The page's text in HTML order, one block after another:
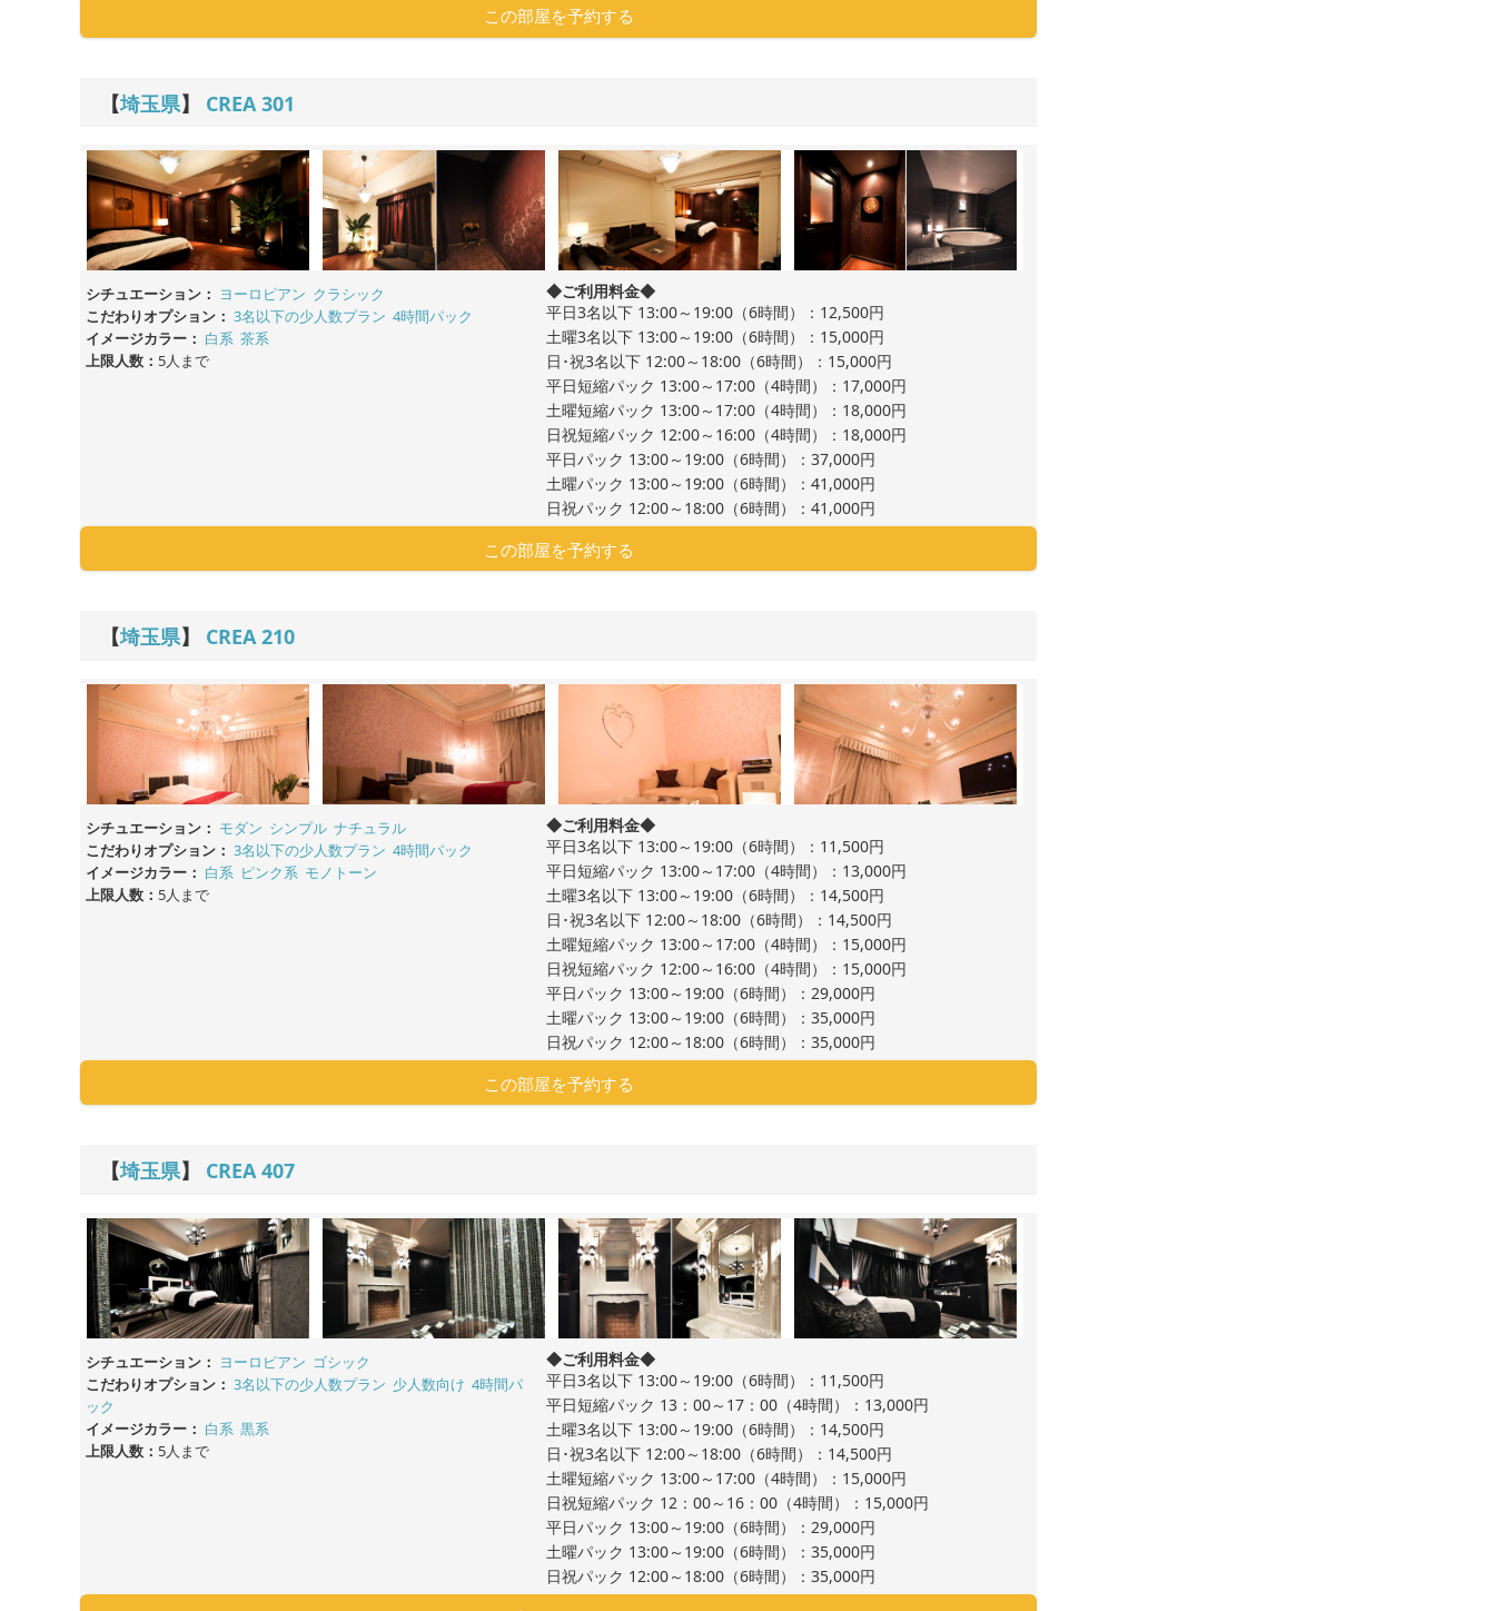
この部屋を予約する
【埼玉県】 CREA 301
シチュエーション： ヨーロピアン クラシック
こだわりオプション： 3名以下の少人数プラン 4時間パック
イメージカラー： 白系 茶系
上限人数： 5人まで
◆ご利用料金◆
平日3名以下 13:00～19:00（6時間）：12,500円
土曜3名以下 13:00～19:00（6時間）：15,000円
日･祝3名以下 12:00～18:00（6時間）：15,000円
平日短縮パック 13:00～17:00（4時間）：17,000円
土曜短縮パック 13:00～17:00（4時間）：18,000円
日祝短縮パック 12:00～16:00（4時間）：18,000円
平日パック 13:00～19:00（6時間）：37,000円
土曜パック 13:00～19:00（6時間）：41,000円
日祝パック 12:00～18:00（6時間）：41,000円
この部屋を予約する
【埼玉県】 CREA 210
シチュエーション： モダン シンプル ナチュラル
こだわりオプション： 3名以下の少人数プラン 4時間パック
イメージカラー： 白系 ピンク系 モノトーン
上限人数： 5人まで
◆ご利用料金◆
平日3名以下 13:00～19:00（6時間）：11,500円
平日短縮パック 13:00～17:00（4時間）：13,000円
土曜3名以下 13:00～19:00（6時間）：14,500円
日･祝3名以下 12:00～18:00（6時間）：14,500円
土曜短縮パック 13:00～17:00（4時間）：15,000円
日祝短縮パック 12:00～16:00（4時間）：15,000円
平日パック 13:00～19:00（6時間）：29,000円
土曜パック 13:00～19:00（6時間）：35,000円
日祝パック 12:00～18:00（6時間）：35,000円
この部屋を予約する
【埼玉県】 CREA 407
シチュエーション： ヨーロピアン ゴシック
こだわりオプション： 3名以下の少人数プラン 少人数向け 4時間パ
ック
イメージカラー： 白系 黒系
上限人数： 5人まで
◆ご利用料金◆
平日3名以下 13:00～19:00（6時間）：11,500円
平日短縮パック 13：00～17：00（4時間）：13,000円
土曜3名以下 13:00～19:00（6時間）：14,500円
日･祝3名以下 12:00～18:00（6時間）：14,500円
土曜短縮パック 13:00～17:00（4時間）：15,000円
日祝短縮パック 12：00～16：00（4時間）：15,000円
平日パック 13:00～19:00（6時間）：29,000円
土曜パック 13:00～19:00（6時間）：35,000円
日祝パック 12:00～18:00（6時間）：35,000円